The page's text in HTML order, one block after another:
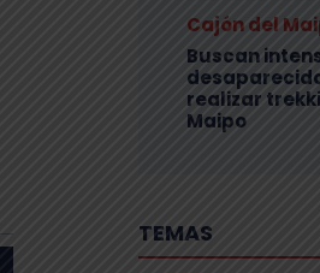
Cajón del
Buscan
realizar
Maipo
TEMAS